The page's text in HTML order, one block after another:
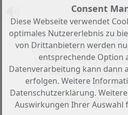
Zurück zur
Komfortable,
Doppelhaushälfte in
Miguel, im Norden
mit Meerblick und
zu
Objekt-Nr.: Port de
Consent
Diese Webseite verwendet
optimales Nutzererlebnis zu
von Drittanbietern werden
entsprechende Option
Datenverarbeitung kann dann
erfolgen. Weitere
Datenschutzerklärung.
Auswirkungen Ihrer Auswahl